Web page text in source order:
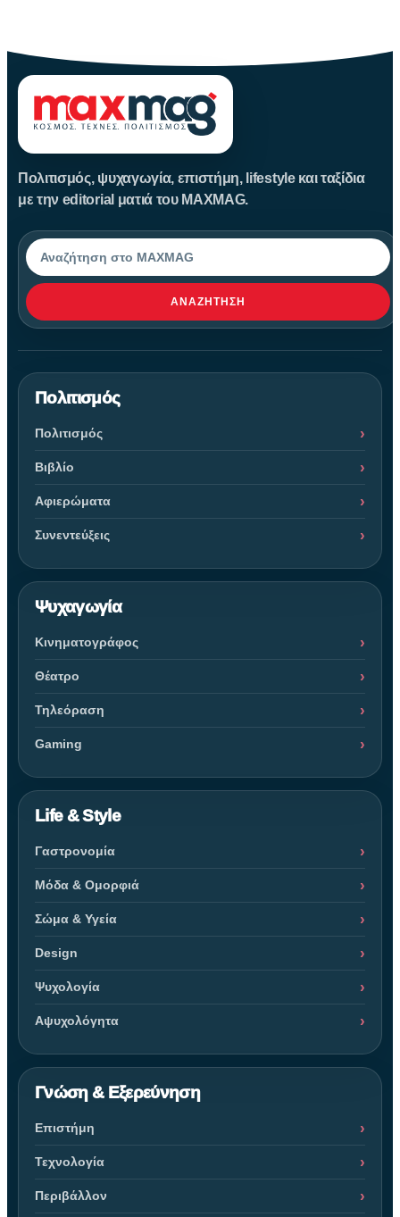
Πολιτισμός, ψυχαγωγία, επιστήμη, lifestyle και ταξίδια
με την editorial ματιά του MAXMAG.
Αναζήτηση
ΑΝΑΖΉΤΗΣΗ
Πολιτισμός
Πολιτισμός
Βιβλίο
Αφιερώματα
Συνεντεύξεις
Ψυχαγωγία
Κινηματογράφος
Θέατρο
Τηλεόραση
Gaming
Life & Style
Γαστρονομία
Μόδα & Ομορφιά
Σώμα & Υγεία
Design
Ψυχολογία
Αψυχολόγητα
Γνώση & Εξερεύνηση
Επιστήμη
Τεχνολογία
Περιβάλλον